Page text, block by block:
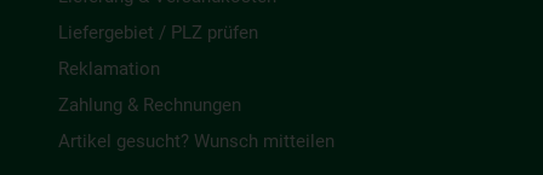
Liefergebiet / PLZ prüfen
Reklamation
Zahlung & Rechnungen
Artikel gesucht? Wunsch mitteilen